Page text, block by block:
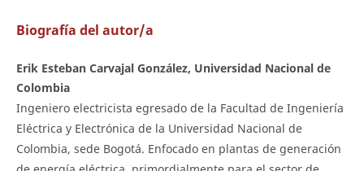
Biografía del autor/a
Erik Esteban Carvajal González, Universidad Nacional de
Colombia
Ingeniero electricista egresado de la Facultad de Ingeniería
Eléctrica y Electrónica de la Universidad Nacional de
Colombia, sede Bogotá. Enfocado en plantas de generación